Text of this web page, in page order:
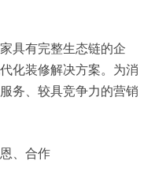
具有完整生态链的企
化装修解决方案。为消
务、较具竞争力的营销
、合作